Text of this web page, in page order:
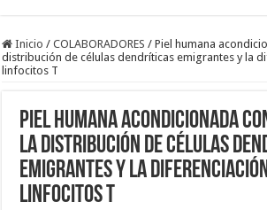
Inicio / COLABORADORES / Piel humana
distribución de células dendríticas emigrantes y la
linfocitos T
Piel humana acondicionada
la distribución de células
emigrantes y la
linfocitos T